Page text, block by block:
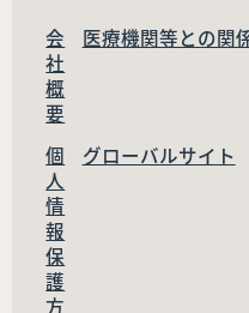
会
社
概
要
医療機関等との関
個
人
情
報
保
護
方
グローバルサイト